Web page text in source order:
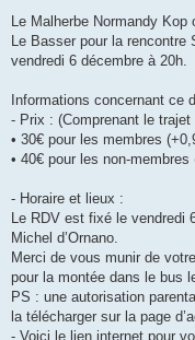
s
a
g
Le Malherbe Normandy
Le Basser pour la rencontre
vendredi 6 décembre à 20h.
Informations concernant ce
- Prix : (Comprenant le
• 30€ pour les membres
• 40€ pour les non-
- Horaire et lieux :
Le RDV est fixé le vendredi
Michel d’Ornano.
Merci de vous munir de
pour la montée dans le bus
PS : une autorisation
la télécharger sur la page
- Voici le lien internet pour